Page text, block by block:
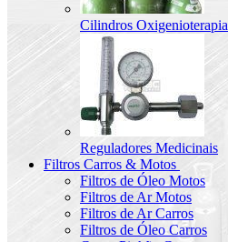
Cilindros Oxigenioterapia
Reguladores Medicinais
Filtros Carros & Motos
Filtros de Óleo Motos
Filtros de Ar Motos
Filtros de Ar Carros
Filtros de Óleo Carros